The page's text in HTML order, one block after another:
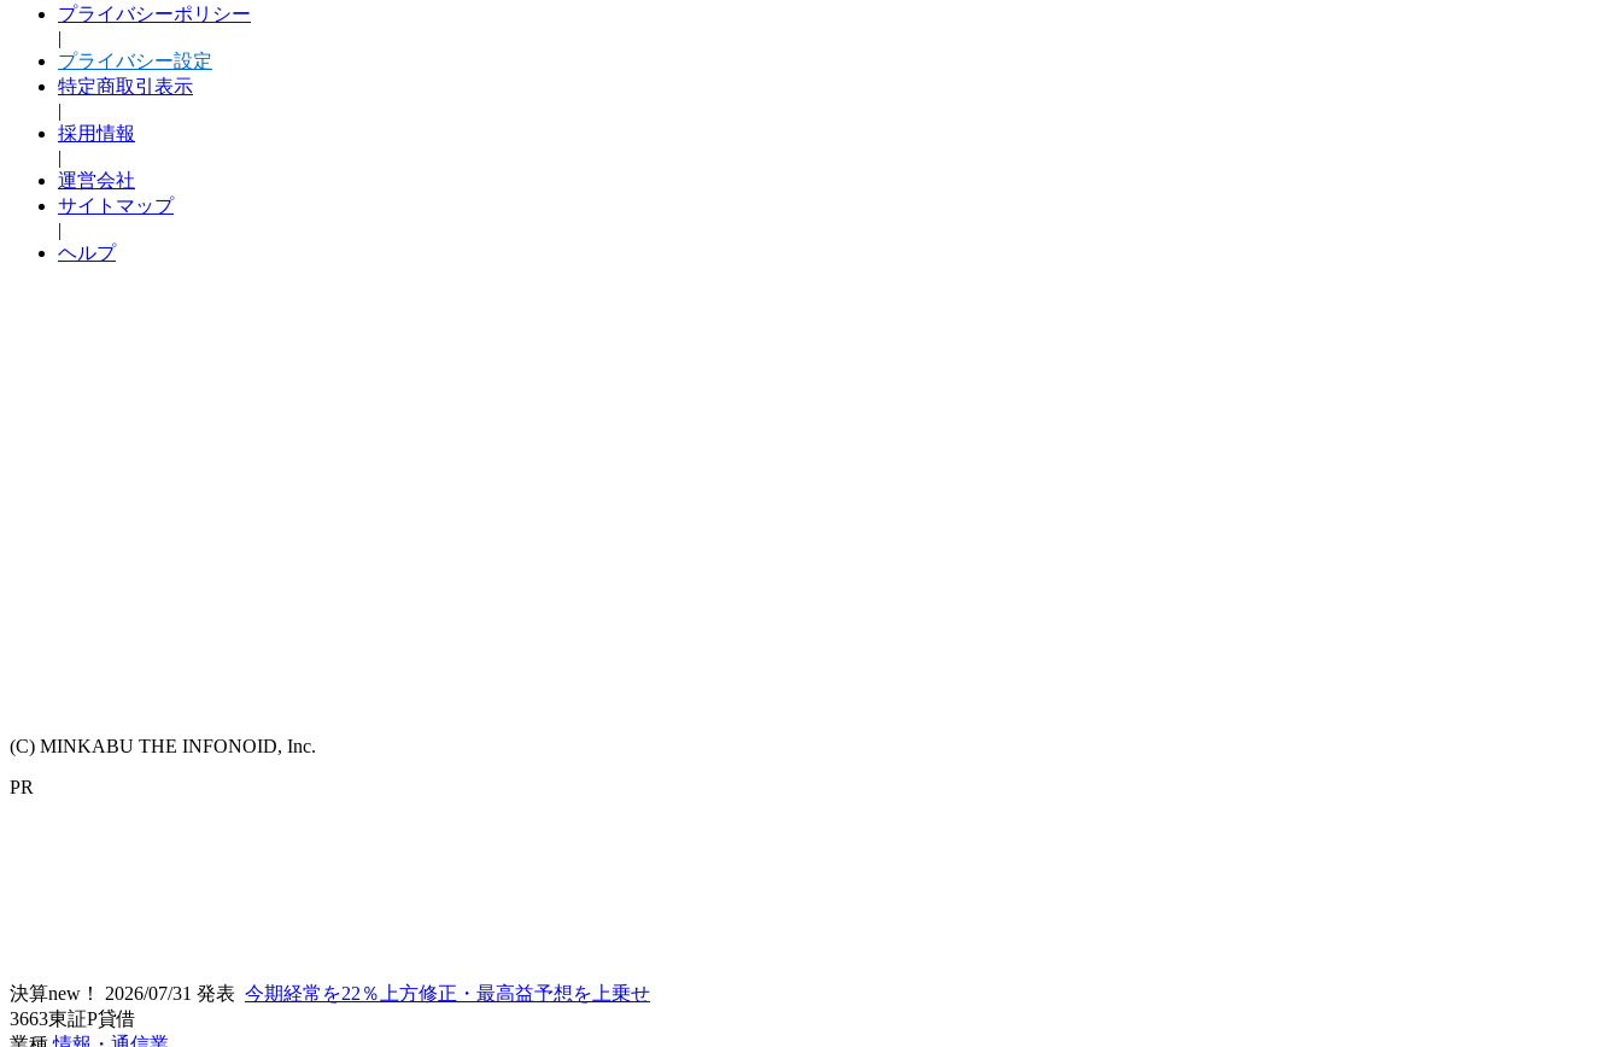
プライバシーポリシー
|
プライバシー設定
特定商取引表示
|
採用情報
|
運営会社
サイトマップ
|
ヘルプ
(C) MINKABU THE INFONOID, Inc.
PR
決算new！ 2026/07/31 発表 今期経常を22％上方修正・最高益予想を上乗せ
3663東証P貸借